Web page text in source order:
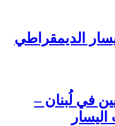
الديمقراطي
في لُبنان –